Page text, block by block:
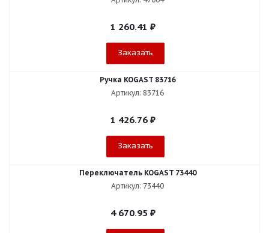
1 260.41 ₽
Заказать
Ручка KOGAST 83716
Артикул: 83716
1 426.76 ₽
Заказать
Переключатель KOGAST 73440
Артикул: 73440
4 670.95 ₽